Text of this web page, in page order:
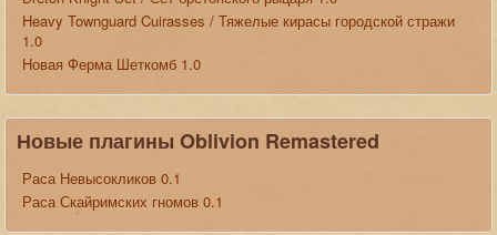
Heavy Townguard Cuirasses / Тяжелые кирасы городской стражи
1.0
Новая Ферма Шеткомб 1.0
Новые плагины Oblivion Remastered
Раса Невысокликов 0.1
Раса Скайримских гномов 0.1